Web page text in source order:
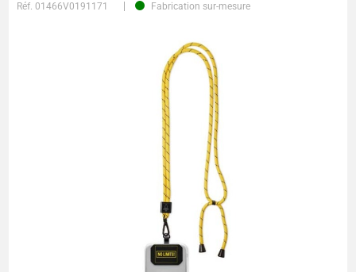
Réf.01466V0191171 Fabrication sur-mesure